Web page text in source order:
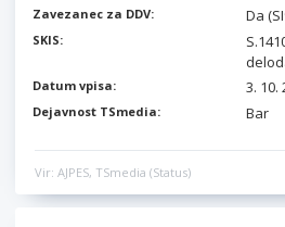
Zavezanec za DDV: Da
SKIS:
Datum vpisa: 3. 10.
Dejavnost TSmedia: Bar
Vir: AJPES, TSmedia (Status)